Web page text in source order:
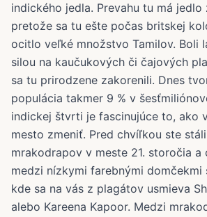
indického jedla. Prevahu tu má jedlo
pretože sa tu ešte počas britskej
ocitlo veľké množstvo Tamilov. Boli
silou na kaučukových či čajových
sa tu prirodzene zakorenili. Dnes
populácia takmer 9 % v
indickej štvrti je fascinujúce to, ako
mesto zmeniť. Pred chvíľkou ste
mrakodrapov v meste 21. storočia a
medzi nízkymi farebnými domčekmi
kde sa na vás z plagátov usmieva
alebo Kareena Kapoor. Medzi